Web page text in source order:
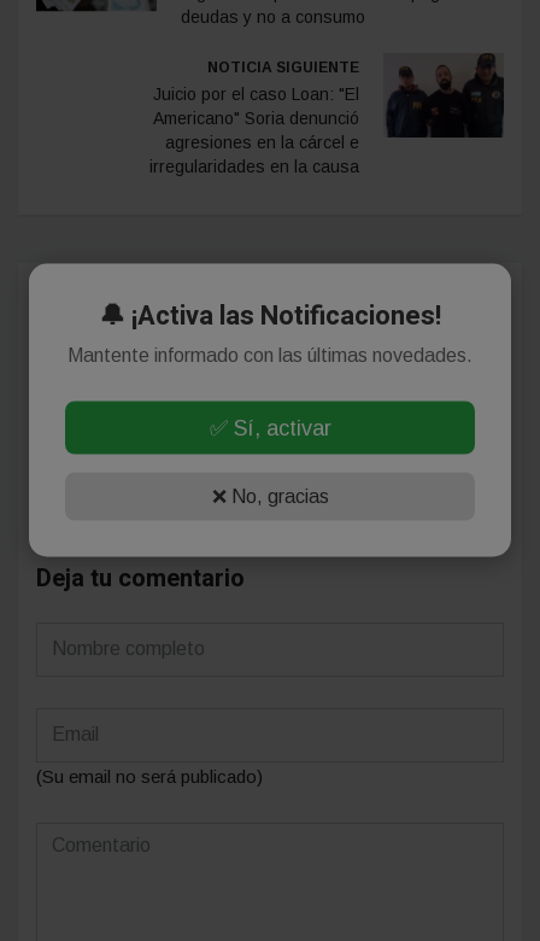
deudas y no a consumo
NOTICIA SIGUIENTE
Juicio por el caso Loan: "El
Americano" Soria denunció
agresiones en la cárcel e
irregularidades en la causa
Comentarios
¡Sin comentarios aún!
Deja tu comentario
(Su email no será publicado)
🔔 ¡Activa las Notificaciones!
Mantente informado con las últimas novedades.
✅ Sí, activar
❌ No, gracias